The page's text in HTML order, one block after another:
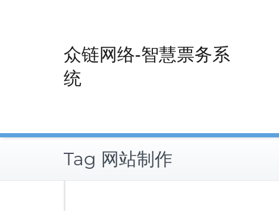
众链网络-智慧票务系
统
Tag 网站制作